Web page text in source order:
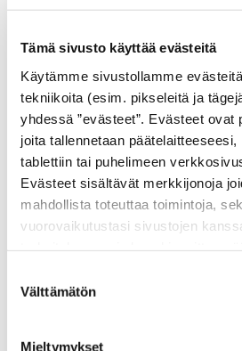
Tämä sivusto käyttää evästeitä
Käytämme sivustollamme
tekniikoita (esim. pikseleitä ja
yhdessä ”evästeet”. Evästeet ovat
joita tallennetaan päätelaitteeseesi,
tablettiin tai puhelimeen
Evästeet sisältävät merkkijonoja
mahdollista toteuttaa toimintoja,
vuorovaikutustasi sivustojen
viruksia. Evästeisiin voidaan
toimivan palvelun käytön tai
valinta
Välttämätön
Mieltymykset
Ota yhteyttä!